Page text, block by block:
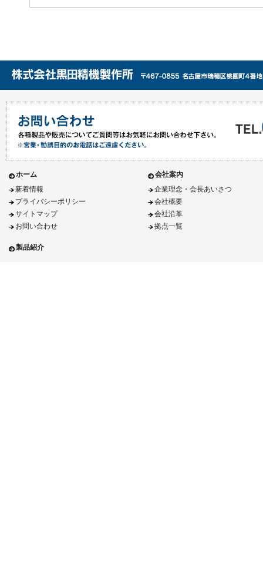
ホーム
新着情報
プライバシーポリシー
サイトマップ
お問い合わせ
製品紹介
会社案内
企業理念・会長あいさつ
会社概要
会社沿革
拠点一覧